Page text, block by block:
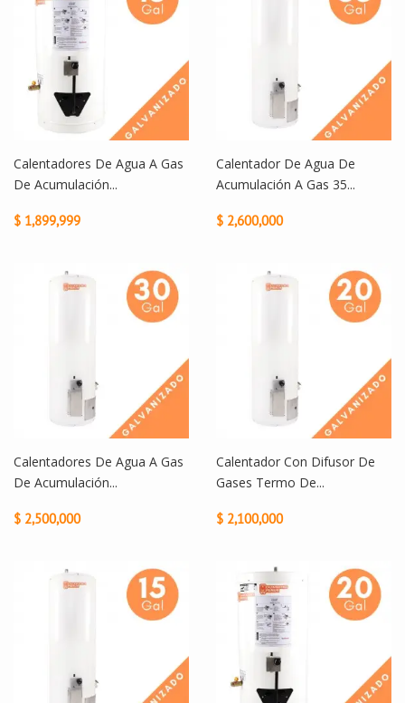
Calentadores De Agua A Gas
De Acumulación...
$ 1,899,999
Calentador De Agua De
Acumulación A Gas 35...
$ 2,600,000
Calentadores De Agua A Gas
De Acumulación...
$ 2,500,000
Calentador Con Difusor De
Gases Termo De...
$ 2,100,000